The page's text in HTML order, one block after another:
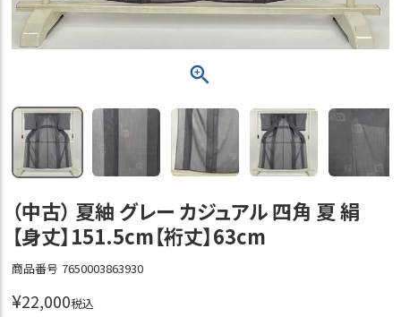
（中古） 夏紬 グレー カジュアル 四角 夏 絹
【身丈】151.5cm【裄丈】63cm
商品番号 7650003863930
¥22,000税込